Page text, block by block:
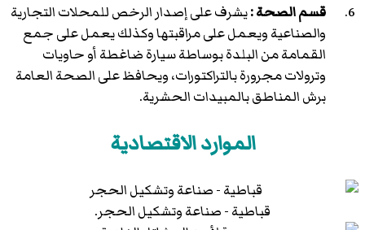
قسم الصحة :يشرف على إصدار الرخص للمحلات التجارية
والصناعية ويعمل على مراقبتها وكذلك يعمل على جمع
القمامة من البلدة بوساطة سيارة ضاغطة أو حاويات
وترولات مجرورة بالتراكتورات، ويحافظ على الصحة العامة
برش المناطق بالمبيدات الحشرية.
الموارد الاقتصادية
قباطية - صناعة وتشكيل الحجر.